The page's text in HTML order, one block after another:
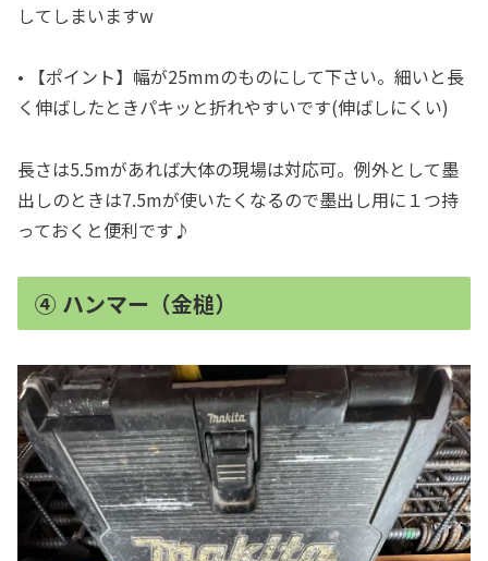
してしまいますw
• 【ポイント】幅が25mmのものにして下さい。細いと長
く伸ばしたときパキッと折れやすいです(伸ばしにくい)
長さは5.5mがあれば大体の現場は対応可。例外として墨
出しのときは7.5mが使いたくなるので墨出し用に１つ持
っておくと便利です♪
④ ハンマー（金槌）